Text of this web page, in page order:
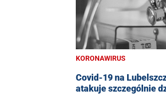
KORONAWIRUS
Covid-19 na
atakuje szczególnie